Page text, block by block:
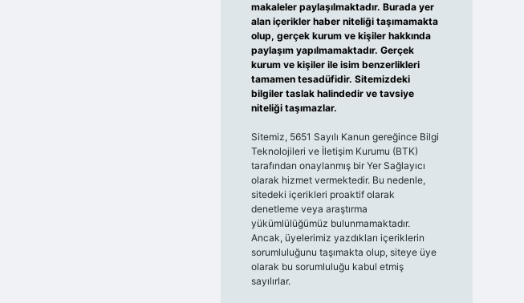
makaleler paylaşılmaktadır. Burada yer
alan içerikler haber niteliği taşımamakta
olup, gerçek kurum ve kişiler hakkında
paylaşım yapılmamaktadır. Gerçek
kurum ve kişiler ile isim benzerlikleri
tamamen tesadüfidir. Sitemizdeki
bilgiler taslak halindedir ve tavsiye
niteliği taşımazlar.
Sitemiz, 5651 Sayılı Kanun gereğince Bilgi
Teknolojileri ve İletişim Kurumu (BTK)
tarafından onaylanmış bir Yer Sağlayıcı
olarak hizmet vermektedir. Bu nedenle,
sitedeki içerikleri proaktif olarak
denetleme veya araştırma
yükümlülüğümüz bulunmamaktadır.
Ancak, üyelerimiz yazdıkları içeriklerin
sorumluluğunu taşımakta olup, siteye üye
olarak bu sorumluluğu kabul etmiş
sayılırlar.